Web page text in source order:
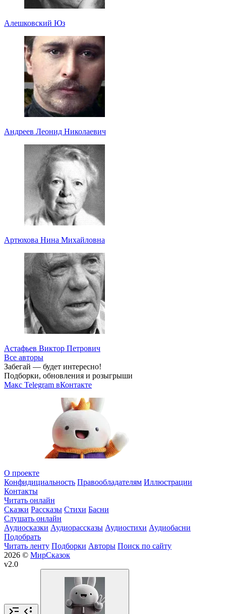
Алешковский Юз
Андреев Леонид Николаевич
Артюхова Нина Михайловна
Астафьев Виктор Петрович
Все авторы
Забегай — будет интересно!
Подборки, обновления и розыгрыши
Макс Telegram вКонтакте
О проекте
Конфидициальность Правообладателям Иллюстрации
Контакты
Читать онлайн
Сказки Рассказы Стихи Басни
Слушать онлайн
Аудиосказки Аудиорассказы Аудиостихи Аудиобасни
Подобрать
Читать ленту Подборки Авторы Поиск по сайту
2026 © МирСказок
v2.0